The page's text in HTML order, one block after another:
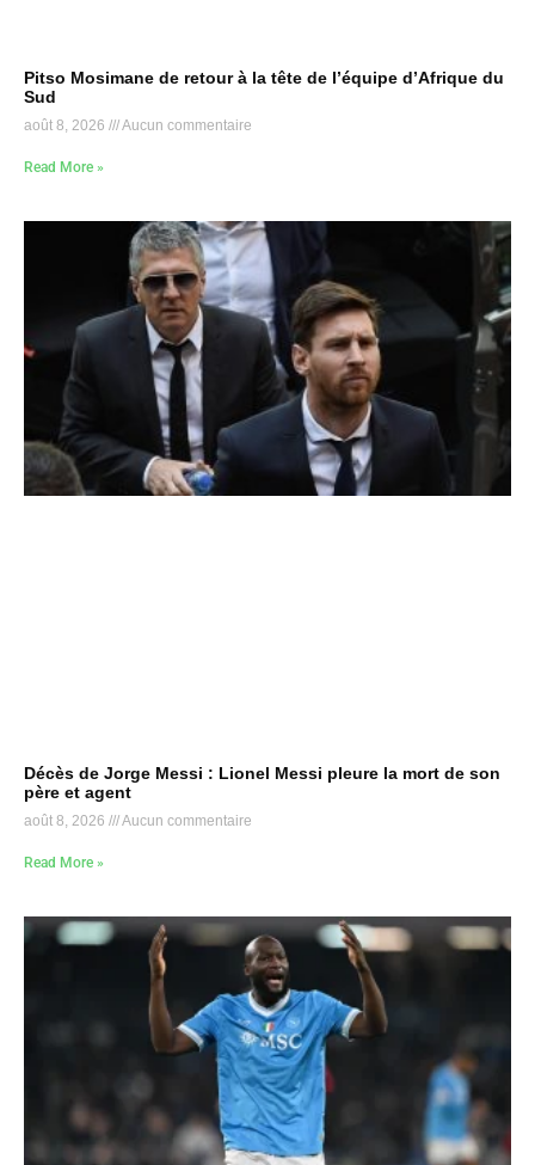
Pitso Mosimane de retour à la tête de l’équipe d’Afrique du
Sud
août 8, 2026 Aucun commentaire
Read More »
Décès de Jorge Messi : Lionel Messi pleure la mort de son
père et agent
août 8, 2026 Aucun commentaire
Read More »